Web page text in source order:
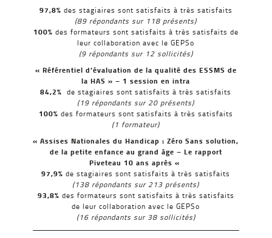
97,8% des stagiaires sont satisfaits à très satisfaits
(89 répondants sur 118 présents)
100% des formateurs sont satisfaits à très satisfaits de
leur collaboration avec le GEPSo
(9 répondants sur 12 sollicités)
« Référentiel d’évaluation de la qualité des ESSMS de
la HAS » – 1 session en intra
84,2% de stagiaires sont satisfaits à très satisfaits
(19 répondants sur 20 présents)
100% des formateurs sont satisfaits à très satisfaits
(1 formateur)
« Assises Nationales du Handicap : Zéro Sans solution,
de la petite enfance au grand âge – Le rapport
Piveteau 10 ans après «
97,9% de stagiaires sont satisfaits à très satisfaits
(138 répondants sur 213 présents)
93,8% des formateurs sont satisfaits à très satisfaits
de leur collaboration avec le GEPSo
(16 répondants sur 38 sollicités)